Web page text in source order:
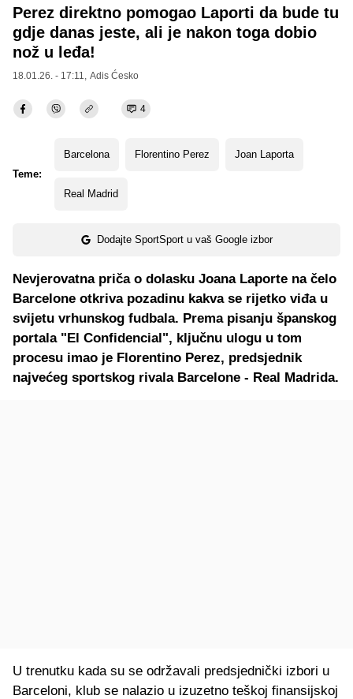
Perez direktno pomogao Laporti da bude tu
gdje danas jeste, ali je nakon toga dobio
nož u leđa!
18.01.26. - 17:11, Adis Ćesko
4
Teme:
Barcelona Florentino Perez Joan Laporta
Real Madrid
Dodajte SportSport u vaš Google izbor
Nevjerovatna priča o dolasku Joana Laporte na čelo
Barcelone otkriva pozadinu kakva se rijetko viđa u
svijetu vrhunskog fudbala. Prema pisanju španskog
portala "El Confidencial", ključnu ulogu u tom
procesu imao je Florentino Perez, predsjednik
najvećeg sportskog rivala Barcelone - Real Madrida.
U trenutku kada su se održavali predsjednički izbori u
Barceloni, klub se nalazio u izuzetno teškoj finansijskoj